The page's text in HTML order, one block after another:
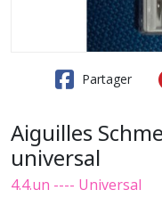
Partager
Aiguilles
universal
4.4.un ---- Universal